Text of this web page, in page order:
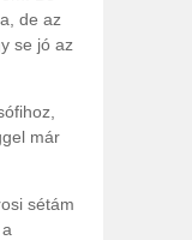
de az
se jó az
már
sétám